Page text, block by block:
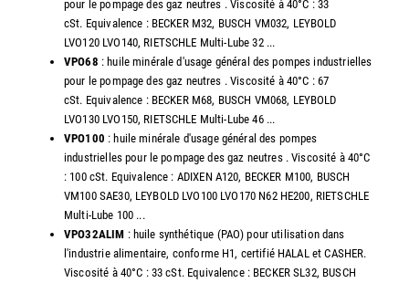
pour le pompage des gaz neutres . Viscosité à 40°C : 33
cSt. Equivalence : BECKER M32, BUSCH VM032, LEYBOLD
LVO120 LVO140, RIETSCHLE Multi-Lube 32 ...
VPO68 : huile minérale d'usage général des pompes industrielles
pour le pompage des gaz neutres . Viscosité à 40°C : 67
cSt. Equivalence : BECKER M68, BUSCH VM068, LEYBOLD
LVO130 LVO150, RIETSCHLE Multi-Lube 46 ...
VPO100 : huile minérale d'usage général des pompes
industrielles pour le pompage des gaz neutres . Viscosité à 40°C
: 100 cSt. Equivalence : ADIXEN A120, BECKER M100, BUSCH
VM100 SAE30, LEYBOLD LVO100 LVO170 N62 HE200, RIETSCHLE
Multi-Lube 100 ...
VPO32ALIM : huile synthétique (PAO) pour utilisation dans
l'industrie alimentaire, conforme H1, certifié HALAL et CASHER.
Viscosité à 40°C : 33 cSt. Equivalence : BECKER SL32, BUSCH